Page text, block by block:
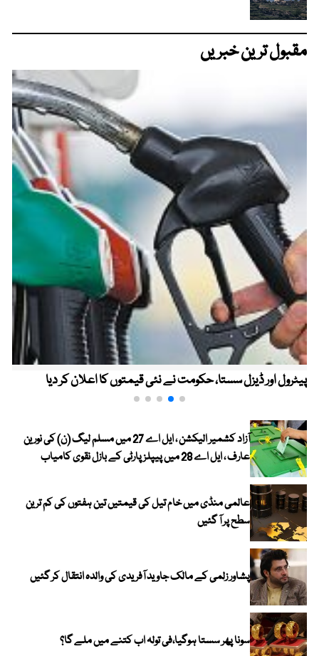
مقبول ترین خبریں
پیٹرول اور ڈیزل سستا، حکومت نے نئی قیمتوں کا اعلان کر دیا
آزاد کشمیر الیکشن ، ایل اے 27 میں مسلم لیگ (ن) کی نورین
عارف ، ایل اے 28 میں پیپلز پارٹی کے بازل نقوی کامیاب
عالمی منڈی میں خام تیل کی قیمتیں تین ہفتوں کی کم ترین
سطح پر آ گئیں
پشاور زلمی کے مالک جاوید آفریدی کی والدہ انتقال کر گئیں
سونا پھر سستا ہوگیا،فی تولہ اب کتنے میں ملے گا؟